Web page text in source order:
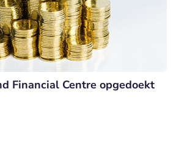
Financial Centre opgedoekt